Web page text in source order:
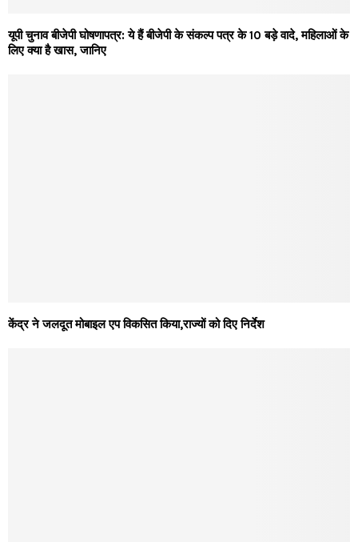
यूपी चुनाव बीजेपी घोषणापत्र: ये हैं बीजेपी के संकल्प पत्र के 10 बड़े वादे, महिलाओं के
लिए क्या है खास, जानिए
केंद्र ने जलदूत मोबाइल एप विकसित किया,राज्यों को दिए निर्देश